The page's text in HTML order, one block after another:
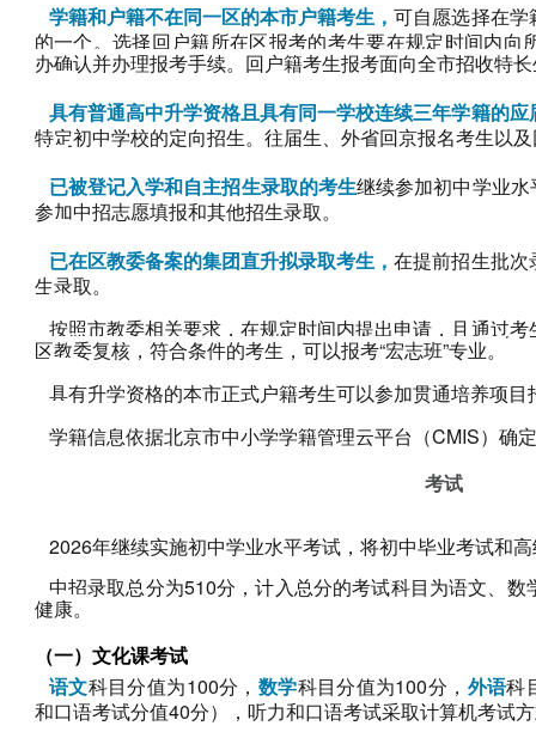
学籍和户籍不在同一区的本市户籍考生，可自愿选择在
的一个。选择回户籍所在区报考的考生要在规定时间内向
办确认并办理报考手续。回户籍考生报考面向全市招收特
具有普通高中升学资格且具有同一学校连续三年学籍的
特定初中学校的定向招生。往届生、外省回京报名考生以
已被登记入学和自主招生录取的考生继续参加初中学业水
参加中招志愿填报和其他招生录取。
已在区教委备案的集团直升拟录取考生，在提前招生批
生录取。
按照市教委相关要求，在规定时间内提出申请，且通过
区教委复核，符合条件的考生，可以报考“宏志班”专业。
具有升学资格的本市正式户籍考生可以参加贯通培养项目
学籍信息依据北京市中小学学籍管理云平台（CMIS）确
考试
2026年继续实施初中学业水平考试，将初中毕业考试和
中招录取总分为510分，计入总分的考试科目为语文、
健康。
（一）文化课考试
语文科目分值为100分， 数学科目分值为100分， 外语科
和口语考试分值40分），听力和口语考试采取计算机考试